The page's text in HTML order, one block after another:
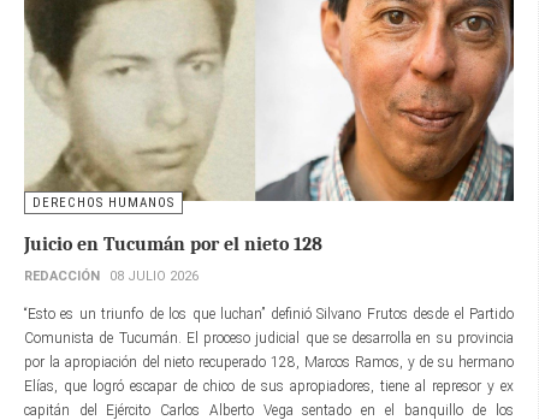
DERECHOS HUMANOS
Juicio en Tucumán por el nieto 128
REDACCIÓN 08 JULIO 2026
“Esto es un triunfo de los que luchan” definió Silvano Frutos desde el Partido
Comunista de Tucumán. El proceso judicial que se desarrolla en su provincia
por la apropiación del nieto recuperado 128, Marcos Ramos, y de su hermano
Elías, que logró escapar de chico de sus apropiadores, tiene al represor y ex
capitán del Ejército Carlos Alberto Vega sentado en el banquillo de los